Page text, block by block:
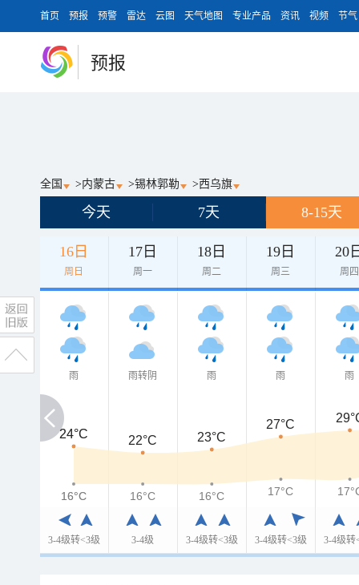
首页 预报 预警 雷达 云图 天气地图 专业产品 资讯 视频 节气
预报
全国 >内蒙古 >锡林郭勒 >西乌旗
今天 7天 8-15天
16日
周日
17日
周一
18日
周二
19日
周三
20
周四
雨
3-4级转<3级
雨转阴
3-4级
雨
3-4级转<3级
雨
3-4级转<3级
雨
3-4级转
24°C
24°C 22°C 23°C
27°C
16°C
16°C 16°C 16°C 17°C